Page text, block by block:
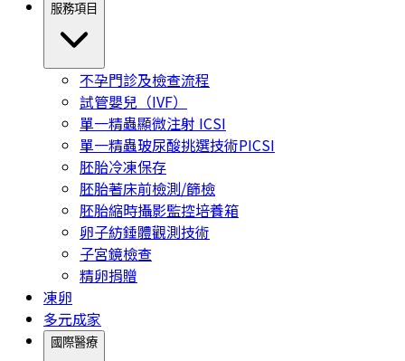
服務項目
不孕門診及檢查流程
試管嬰兒（IVF）
單一精蟲顯微注射 ICSI
單一精蟲玻尿酸挑選技術PICSI
胚胎冷凍保存
胚胎著床前檢測/篩檢
胚胎縮時攝影監控培養箱
卵子紡錘體觀測技術
子宮鏡檢查
精卵捐贈
凍卵
多元成家
國際醫療